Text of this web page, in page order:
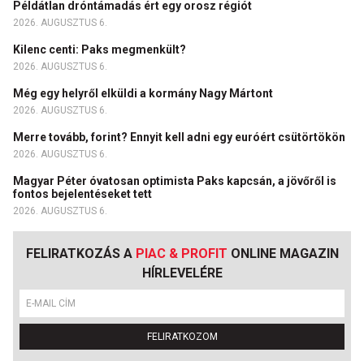
Példátlan dróntámadás ért egy orosz régiót
2026. AUGUSZTUS 6.
Kilenc centi: Paks megmenkült?
2026. AUGUSZTUS 6.
Még egy helyről elküldi a kormány Nagy Mártont
2026. AUGUSZTUS 6.
Merre tovább, forint? Ennyit kell adni egy euróért csütörtökön
2026. AUGUSZTUS 6.
Magyar Péter óvatosan optimista Paks kapcsán, a jövőről is
fontos bejelentéseket tett
2026. AUGUSZTUS 6.
FELIRATKOZÁS A PIAC & PROFIT ONLINE MAGAZIN
HÍRLEVELÉRE
FELIRATKOZOM